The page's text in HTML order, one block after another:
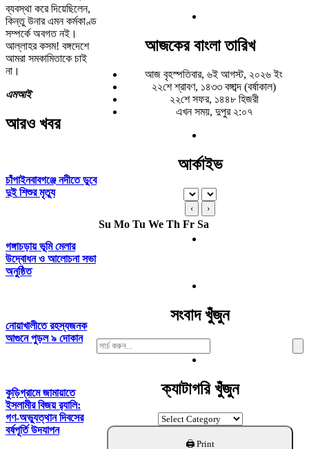
ব্যবস্থা করে দিয়েছিলেন,
কিন্তু উনার এমন কর্মকাণ্ড
সম্পর্কে অবগত নই।
আল্লাহর কসম! বঙ্গদেশে
আমরা সমকামিতাকে চাই
না।
এমআই
আরও খবর
চাঁপাইনবাবগঞ্জে নদীতে ডুবে
দুই শিশুর মৃত্যু
গঙ্গাচড়ায় ভূমি মেলার
উদ্বোধন ও আলোচনা সভা
অনুষ্ঠিত
নোয়াখালীতে রহস্যজনক
আগুনে পুড়ল ৯ দোকান
কুড়িগ্রামে জামায়াতে
ইসলামীর বিজয় র‌্যালি:
গণ-অভ্যুত্থান দিবসের
বর্ষপূর্তি উদযাপন
আজকের বাংলা তারিখ
আজ বৃহস্পতিবার, ৬ই আগস্ট, ২০২৬ ইং
২২শে শ্রাবণ, ১৪৩৩ বঙ্গাব্দ (বর্ষাকাল)
২২শে সফর, ১৪৪৮ হিজরী
এখন সময়, দুপুর ২:০৭
আর্কাইভ
‹ ›
Su Mo Tu We Th Fr Sa
সংবাদ খুঁজুন
Search
For:
ক্যাটাগরি খুঁজুন
ক্যাটাগরি
খুঁজুন